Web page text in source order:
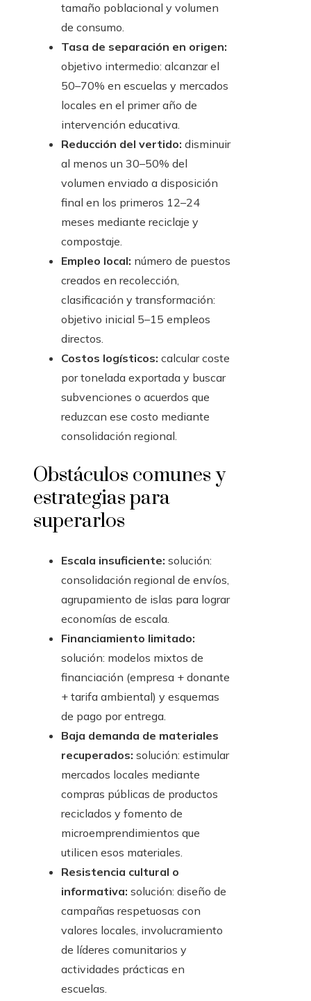
tamaño poblacional y volumen
de consumo.
Tasa de separación en origen:
objetivo intermedio: alcanzar el
50–70% en escuelas y mercados
locales en el primer año de
intervención educativa.
Reducción del vertido: disminuir
al menos un 30–50% del
volumen enviado a disposición
final en los primeros 12–24
meses mediante reciclaje y
compostaje.
Empleo local: número de puestos
creados en recolección,
clasificación y transformación:
objetivo inicial 5–15 empleos
directos.
Costos logísticos: calcular coste
por tonelada exportada y buscar
subvenciones o acuerdos que
reduzcan ese costo mediante
consolidación regional.
Obstáculos comunes y
estrategias para
superarlos
Escala insuficiente: solución:
consolidación regional de envíos,
agrupamiento de islas para lograr
economías de escala.
Financiamiento limitado:
solución: modelos mixtos de
financiación (empresa + donante
+ tarifa ambiental) y esquemas
de pago por entrega.
Baja demanda de materiales
recuperados: solución: estimular
mercados locales mediante
compras públicas de productos
reciclados y fomento de
microemprendimientos que
utilicen esos materiales.
Resistencia cultural o
informativa: solución: diseño de
campañas respetuosas con
valores locales, involucramiento
de líderes comunitarios y
actividades prácticas en
escuelas.